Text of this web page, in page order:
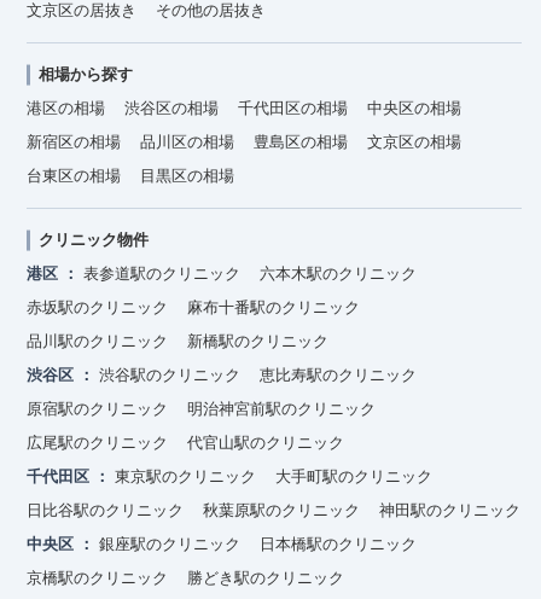
文京区の居抜き
その他の居抜き
相場から探す
港区の相場
渋谷区の相場 千代田区の相場
中央区の相場
新宿区の相場
品川区の相場 豊島区の相場
文京区の相場
台東区の相場
目黒区の相場
クリニック物件
港区
表参道駅のクリニック
六本木駅のクリニック
赤坂駅のクリニック
麻布十番駅のクリニック
品川駅のクリニック
新橋駅のクリニック
渋谷区
渋谷駅のクリニック
恵比寿駅のクリニック
原宿駅のクリニック
明治神宮前駅のクリニック
広尾駅のクリニック
代官山駅のクリニック
千代田区
東京駅のクリニック
大手町駅のクリニック
日比谷駅のクリニック
秋葉原駅のクリニック
神田駅のクリニック
中央区
銀座駅のクリニック
日本橋駅のクリニック
京橋駅のクリニック
勝どき駅のクリニック